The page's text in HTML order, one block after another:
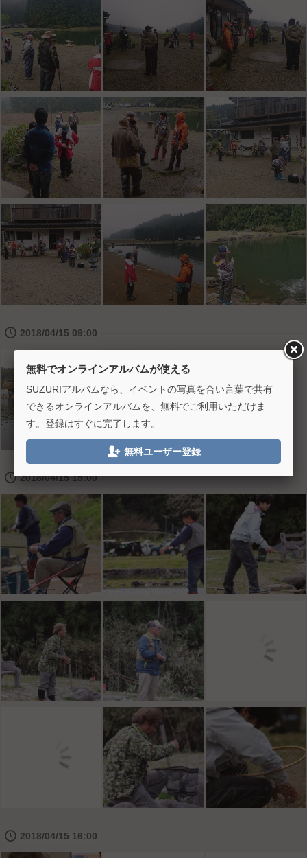
🕔 2018/04/15 09:00
🕔2018/04/15 15:00
🕔 2018/04/15 16:00
無料でオンラインアルバムが使える
SUZURIアルバムなら、イベントの写真を合い言葉で共有
できるオンラインアルバムを、無料でご利用いただけま
す。登録はすぐに完了します。
 無料ユーザー登録